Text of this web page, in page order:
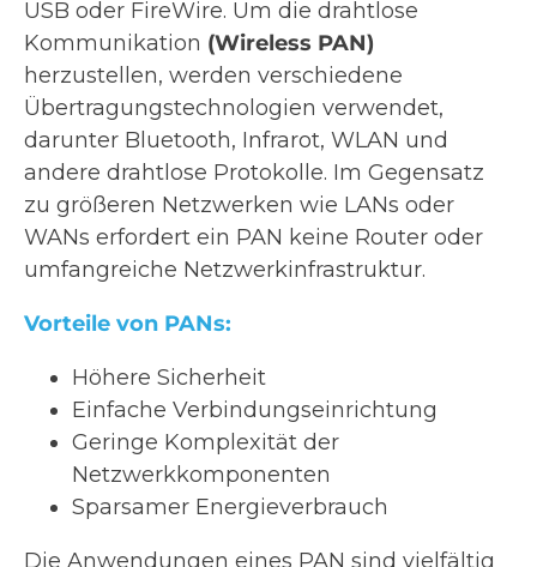
USB oder FireWire. Um die drahtlose
Kommunikation (Wireless PAN)
herzustellen, werden verschiedene
Übertragungstechnologien verwendet,
darunter Bluetooth, Infrarot, WLAN und
andere drahtlose Protokolle. Im Gegensatz
zu größeren Netzwerken wie LANs oder
WANs erfordert ein PAN keine Router oder
umfangreiche Netzwerkinfrastruktur.
Vorteile von PANs:
Höhere Sicherheit
Einfache Verbindungseinrichtung
Geringe Komplexität der
Netzwerkkomponenten
Sparsamer Energieverbrauch
Die Anwendungen eines PAN sind vielfältig